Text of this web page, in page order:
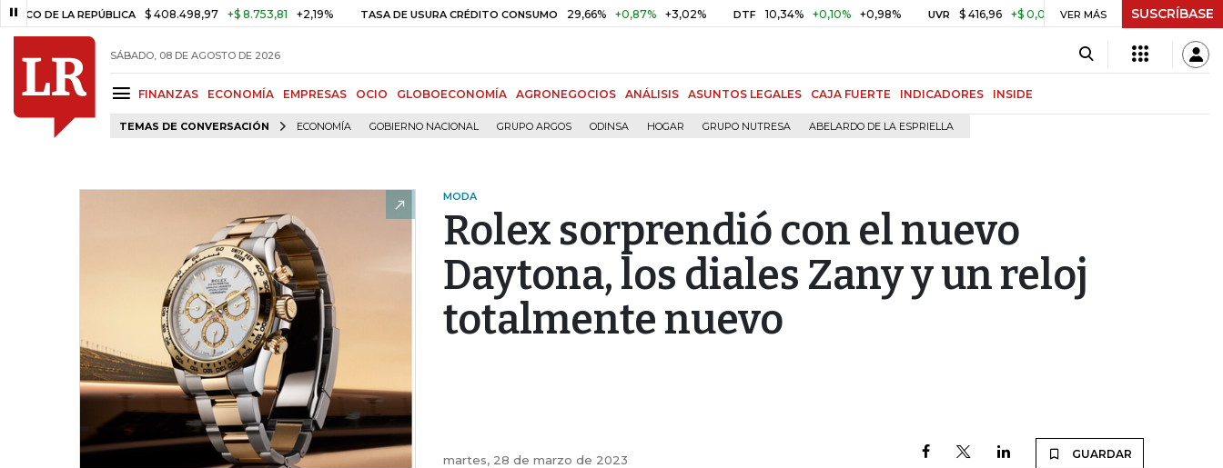
REPÚBLICA $ 408.498,97 +$ 8.753,81 +2,19% TASA DE USURA CRÉDITO CONSUMO 29,66% +0,87% +3,02% DTF 10,34% +0,10% +0,98% UVR $ 416,96 +$ 0,05 +0,01% BITCOIN US$ 64.442,80 -
VER MÁS SUSCRÍBASE
SÁBADO, 08 DE AGOSTO DE 2026
FINANZAS ECONOMÍA EMPRESAS OCIO GLOBOECONOMÍA AGRONEGOCIOS ANÁLISIS ASUNTOS LEGALES CAJA FUERTE INDICADORES INSIDE
TEMAS DE CONVERSACIÓN ECONOMÍA GOBIERNO NACIONAL GRUPO ARGOS ODINSA HOGAR GRUPO NUTRESA ABELARDO DE LA ESPRIELLA
MODA
Rolex sorprendió con el nuevo
Daytona, los diales Zany y un reloj
totalmente nuevo
martes, 28 de marzo de 2023 GUARDAR